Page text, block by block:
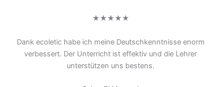
★★★★★
Dank ecoletic habe ich meine Deutschkenntnisse enorm
verbessert. Der Unterricht ist effektiv und die Lehrer
unterstützen uns bestens.